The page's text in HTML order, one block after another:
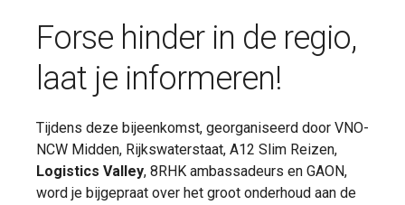
Forse hinder in de regio,
laat je informeren!
Tijdens deze bijeenkomst, georganiseerd door VNO-
NCW Midden, Rijkswaterstaat, A12 Slim Reizen,
Logistics Valley, 8RHK ambassadeurs en GAON,
word je bijgepraat over het groot onderhoud aan de